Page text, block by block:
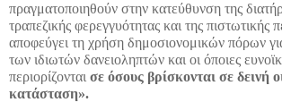
πραγματοποιηθούν στην κατεύθυνση της
τραπεζικής φερεγγυότητας και της πιστωτικής
αποφεύγει τη χρήση δημοσιονομικών πόρων
των ιδιωτών δανειοληπτών και οι όποιες
περιορίζονται σε όσους βρίσκονται σε δεινή
κατάσταση».